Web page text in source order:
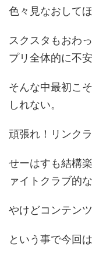
色々見なおして
スクスタもおわ
プリ全体的に不安
そんな中最初こ
しれない。
頑張れ！リンク
せーはすも結構
ァイトクラブ的な
やけどコンテン
という事で今回